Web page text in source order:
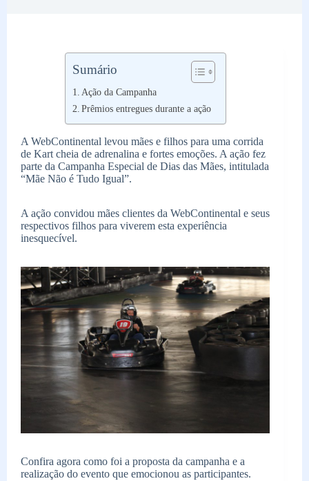
Sumário
Ação da Campanha
Prêmios entregues durante a ação
A WebContinental levou mães e filhos para uma corrida
de Kart cheia de adrenalina e fortes emoções. A ação fez
parte da Campanha Especial de Dias das Mães, intitulada
“Mãe Não é Tudo Igual”.
A ação convidou mães clientes da WebContinental e seus
respectivos filhos para viverem esta experiência
inesquecível.
Confira agora como foi a proposta da campanha e a
realização do evento que emocionou as participantes.